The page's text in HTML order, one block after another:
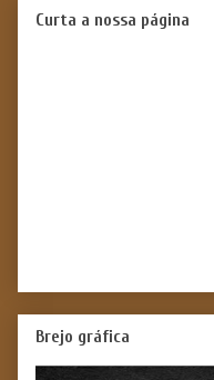
Curta a nossa página
Brejo gráfica